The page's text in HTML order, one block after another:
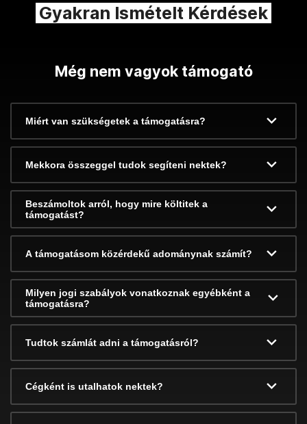
Gyakran Ismételt Kérdések
Még nem vagyok támogató
Miért van szükségetek a támogatásra?
Mekkora összeggel tudok segíteni nektek?
Beszámoltok arról, hogy mire költitek a
támogatást?
A támogatásom közérdekű adománynak számít?
Milyen jogi szabályok vonatkoznak egyébként a
támogatásra?
Tudtok számlát adni a támogatásról?
Cégként is utalhatok nektek?